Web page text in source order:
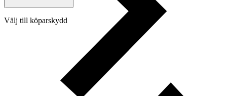
Välj till köparskydd